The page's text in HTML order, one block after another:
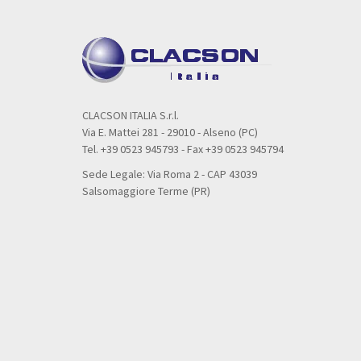
CLACSON ITALIA S.r.l.
Via E. Mattei 281 - 29010 - Alseno (PC)
Tel. +39 0523 945793 - Fax +39 0523 945794
Sede Legale: Via Roma 2 - CAP 43039
Salsomaggiore Terme (PR)